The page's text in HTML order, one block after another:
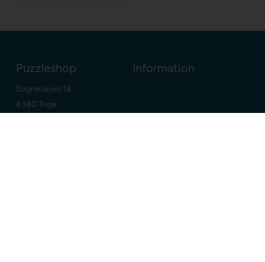
Puzzleshop
Sognevejen 18
8380 Trige
Information